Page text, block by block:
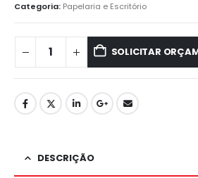
Categoria: Papelaria e Escritório
SOLICITAR
DESCRIÇÃO